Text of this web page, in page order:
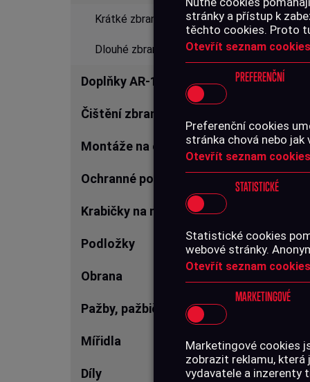
stránky a přístup k
těchto cookies. Proto
Otevřít seznam
PREFERENČNÍ
Preferenční cookies
stránka chová nebo jak
Otevřít seznam
STATISTICKÉ
Statistické cookies
webové stránky.
Otevřít seznam
MARKETINGOVÉ
Marketingové cookies
zobrazit reklamu,
vydavatele a inzerenty
Krátké zbraně
Dlouhé zbraně
Doplňky AR-15
Čištění zbraní
Montáže na optiku
Ochranné pomůcky
Krabičky na náboje
Podložky
Obrana
Pažby, pažbičky, předpažbí
Mířidla
Díly
A-Z